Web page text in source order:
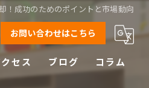
！成功のためのポイントと市場動向
お問い合わせはこちら
セス ブログ コラム